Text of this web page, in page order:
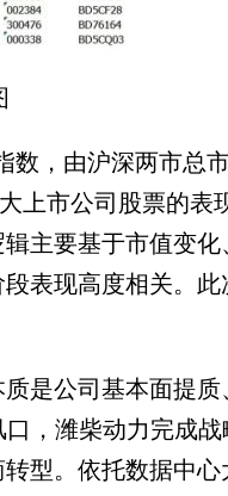
，由沪深两市总
上市公司股票的表
主要基于市值变化
表现高度相关。此
是公司基本面提质
，潍柴动力完成战
型。依托数据中